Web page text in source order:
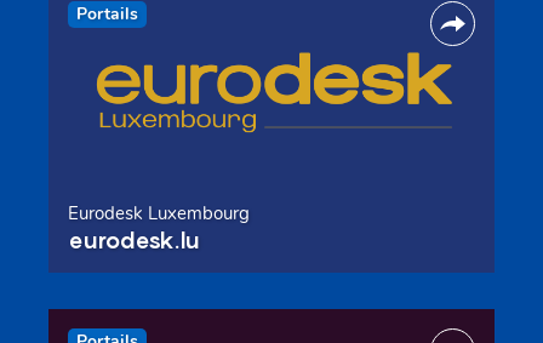
Portails
Eurodesk Luxembourg
eurodesk.lu